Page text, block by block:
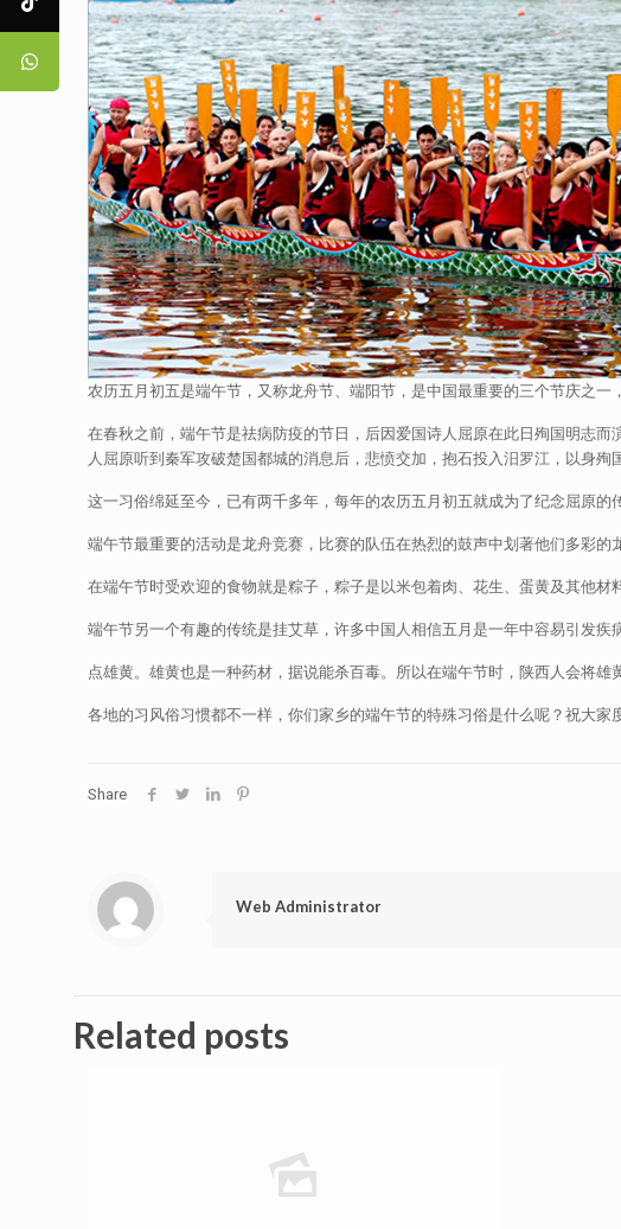
农历五月初五是端午节，又称龙舟节、端阳节，是中国最重要的三个节庆之一
在春秋之前，端午节是祛病防疫的节日，后因爱国诗人屈原在此日殉国明志
人屈原听到秦军攻破楚国都城的消息后，悲愤交加，抱石投入汨罗江，以身
这一习俗绵延至今，已有两千多年，每年的农历五月初五就成为了纪念屈原的
端午节最重要的活动是龙舟竞赛，比赛的队伍在热烈的鼓声中划著他们多彩
在端午节时受欢迎的食物就是粽子，粽子是以米包着肉、花生、蛋黄及其他
端午节另一个有趣的传统是挂艾草，许多中国人相信五月是一年中容易引发
点雄黄。雄黄也是一种药材，据说能杀百毒。所以在端午节时，陕西人会将
各地的习风俗习惯都不一样，你们家乡的端午节的特殊习俗是什么呢？祝大家
Share
Web Administrator
Related posts